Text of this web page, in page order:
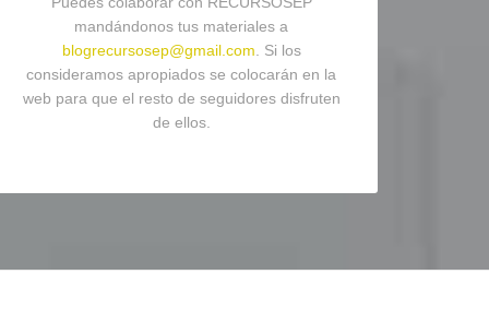
mandándonos tus materiales a
blogrecursosep@gmail.com . Si los
consideramos apropiados se colocarán en la
web para que el resto de seguidores disfruten
de ellos.